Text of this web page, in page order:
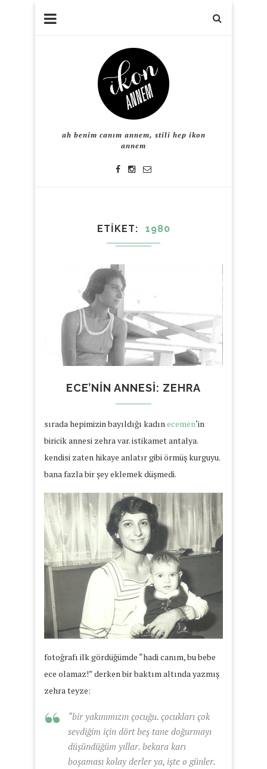
ah benim canım annem, stili hep ikon
annem
ETIKET 1980
ECE’NIN ANNESI: ZEHRA
sırada hepimizin bayıldığı kadınecemen‘in
biricik annesi zehra var. istikamet antalya.
kendisi zaten hikaye anlatır gibi örmüş kurguyu.
bana fazla bir şey eklemek düşmedi.
fotoğrafı ilk gördüğümde “hadi canım, bu bebe
ece olamaz!” derken bir baktım altında yazmış
zehra teyze:
“bir yakınımızın çocuğu. çocukları çok
sevdiğim için dört beş tane doğurmayı
düşündüğüm yıllar. bekara karı
boşaması kolay derler ya, işte o günler.